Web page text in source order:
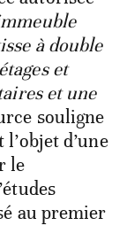
à double
et
et une
souligne
d’une
le
au premier